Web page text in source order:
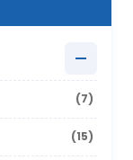
(7)
(15)